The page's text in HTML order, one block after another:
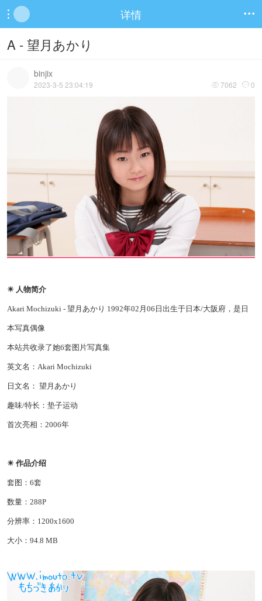
 详情 
A - 望月あかり
binjix
 7062  0
2023-3-5 23:04:19
☀ 人物简介
Akari Mochizuki - 望月あかり 1992年02月06日出生于日本/大阪府，是日
本写真偶像
本站共收录了她6套图片写真集
英文名：Akari Mochizuki
日文名： 望月あかり
趣味/特长：垫子运动
首次亮相：2006年
☀ 作品介绍
套图：6套
数量：288P
分辨率：1200x1600
大小：94.8 MB